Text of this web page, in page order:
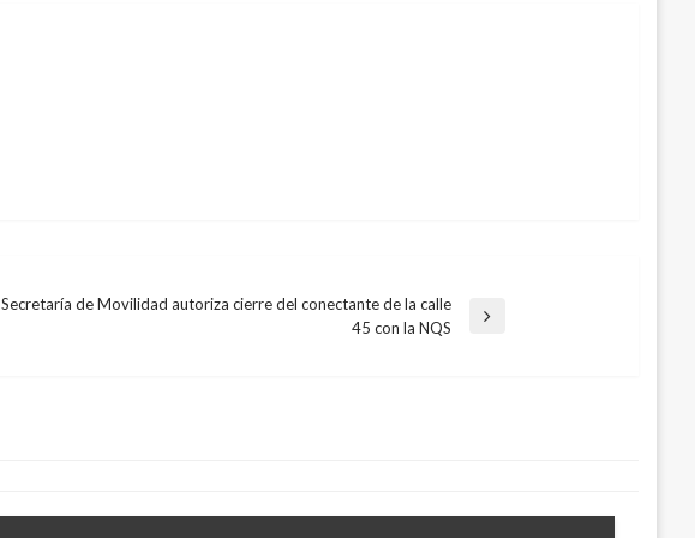
Secretaría de Movilidad autoriza cierre del conectante de la calle
45 con la NQS